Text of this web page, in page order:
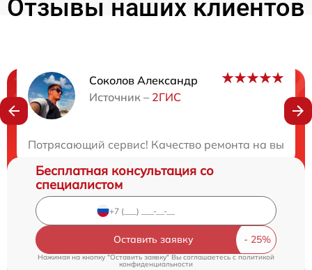
Отзывы наших клиентов
Соколов Александр
Источник – 2ГИС
Потрясающий сервис! Качество ремонта на
Нужна консультация?
Бесплатная консультация со
специалистом
Оставить заявку
Нажимая на кнопку "Оставить заявку" Вы соглашаетесь cполитикой
конфиденциальности